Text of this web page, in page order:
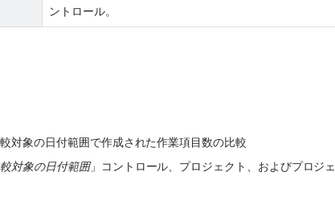
ントロール。
対象の日付範囲で作成された作業項目数の比較
対象の日付範囲」コントロール、プロジェクト、およびプロジェ